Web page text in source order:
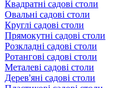
Квадратні садові столи
Овальні садові столи
Круглі садові столи
Прямокутні садові столи
Розкладні садові столи
Ротангові садові столи
Металеві садові столи
Дерев'яні садові столи